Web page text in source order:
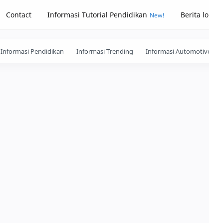
Contact Informasi Tutorial Pendidikan Berita
Informasi Pendidikan Informasi Trending Informasi